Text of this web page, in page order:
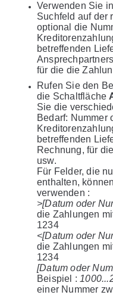
Verwenden Sie
Suchfeld auf der
optional die
betreffenden
für die die
Rufen Sie den
die Schaltfläche
Sie die
Bedarf: Nummer
betreffenden
Rechnung, für
usw.
Für Felder, die
enthalten,
verwenden :
>[Datum oder
die Zahlungen
1234
<[Datum oder
die Zahlungen
1234
[Datum oder
Beispiel :
einer Nummer